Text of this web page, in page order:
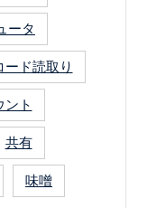
ータ
ード読取り
ント
共有
味噌